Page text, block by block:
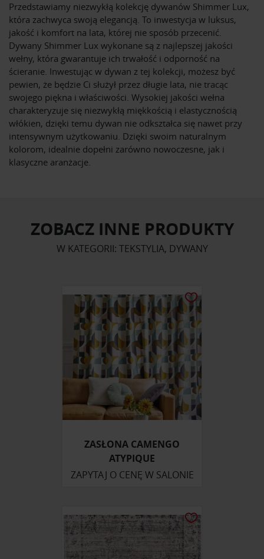
Przedstawiamy niezwykłą kolekcję dywanów Shimmer Lux,
która zachwyca swoją elegancją. To inwestycja w luksus,
jakość i komfort na lata, której nie sposób przecenić.
Dywany Shimmer Lux wykonane są z najlepszej jakości
wełny, która gwarantuje ich trwałość i odporność na
ścieranie. Inwestując w dywan z tej kolekcji, możesz być
pewien, że będzie Ci służył przez długie lata, nie tracąc
swojego piękna i właściwości. Wysokiej jakości wełna
charakteryzuje się niezwykłą miękkością i elastycznością
włókien, dzięki temu dywan nie odkształca się nawet przy
intensywnym użytkowaniu. Dzięki swoim naturalnym
kolorom, idealnie dopełni zarówno nowoczesne, jak i
klasyczne aranżacje.
ZOBACZ INNE PRODUKTY
W KATEGORII: TEKSTYLIA, DYWANY
ZASŁONA CAMENGO
ATYPIQUE
ZAPYTAJ O CENĘ W SALONIE